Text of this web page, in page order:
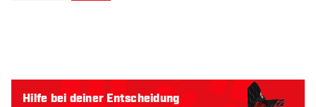
Hilfe bei deiner Entscheidung